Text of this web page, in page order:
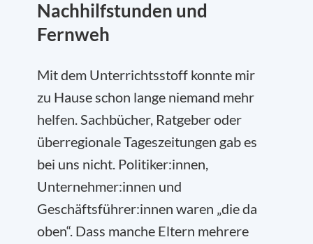
Nachhilfstunden und
Fernweh
Mit dem Unterrichtsstoff konnte mir
zu Hause schon lange niemand mehr
helfen. Sachbücher, Ratgeber oder
überregionale Tageszeitungen gab es
bei uns nicht. Politiker:innen,
Unternehmer:innen und
Geschäftsführer:innen waren „die da
oben“. Dass manche Eltern mehrere